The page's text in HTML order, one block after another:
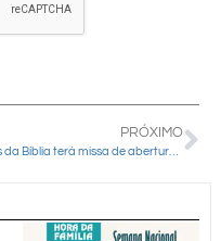
PRÓXIMO
Mês da Bíblia terá missa de abertura no Santuário Nacional, em Aparecida (SP), e seminário bíblico online